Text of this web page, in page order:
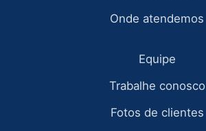
Onde atendemos
Equipe
Trabalhe conosco
Fotos de clientes